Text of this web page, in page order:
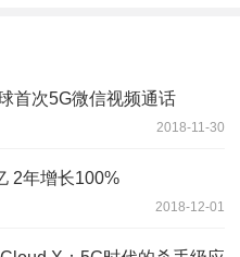
首次5G微信视频通话
2018-11-30
2年增长100%
2018-12-01